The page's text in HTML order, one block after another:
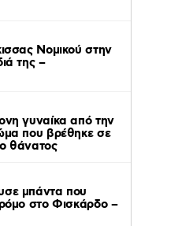
Νομικού στην
της –
γυναίκα από την
που βρέθηκε σε
θάνατος
μπάντα που
στο Φισκάρδο –